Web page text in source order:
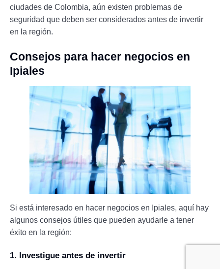
ciudades de Colombia, aún existen problemas de
seguridad que deben ser considerados antes de invertir
en la región.
Consejos para hacer negocios en
Ipiales
Si está interesado en hacer negocios en Ipiales, aquí hay
algunos consejos útiles que pueden ayudarle a tener
éxito en la región:
1. Investigue antes de invertir